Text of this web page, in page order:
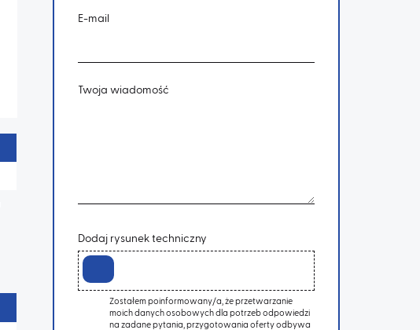
E-mail
Twoja wiadomość
Dodaj rysunek techniczny
Zostałem poinformowany/a, że przetwarzanie
moich danych osobowych dla potrzeb odpowiedzi
na zadane pytania, przygotowania oferty odbywa